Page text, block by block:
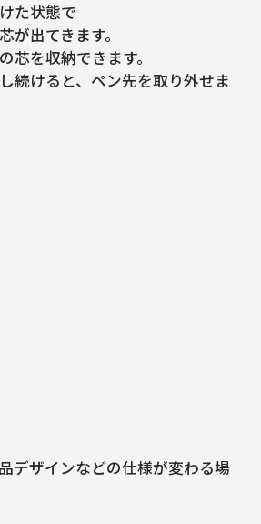
た状態で
が出てきます。
芯を収納できます。
続けると、ペン先を取り外せま
デザインなどの仕様が変わる場